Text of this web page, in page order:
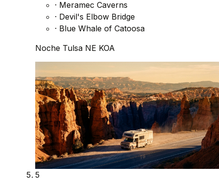
· Meramec Caverns
· Devil's Elbow Bridge
· Blue Whale of Catoosa
Noche Tulsa NE KOA
5